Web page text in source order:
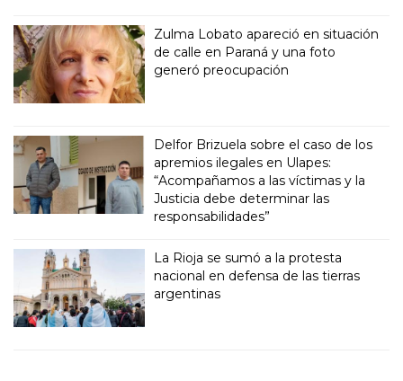
Zulma Lobato apareció en situación
de calle en Paraná y una foto
generó preocupación
Delfor Brizuela sobre el caso de los
apremios ilegales en Ulapes:
“Acompañamos a las víctimas y la
Justicia debe determinar las
responsabilidades”
La Rioja se sumó a la protesta
nacional en defensa de las tierras
argentinas